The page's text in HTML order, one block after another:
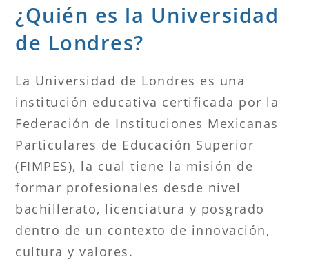
¿Quién es la Universidad
de Londres?
La Universidad de Londres es una
institución educativa certificada por la
Federación de Instituciones Mexicanas
Particulares de Educación Superior
(FIMPES), la cual tiene la misión de
formar profesionales desde nivel
bachillerato, licenciatura y posgrado
dentro de un contexto de innovación,
cultura y valores.